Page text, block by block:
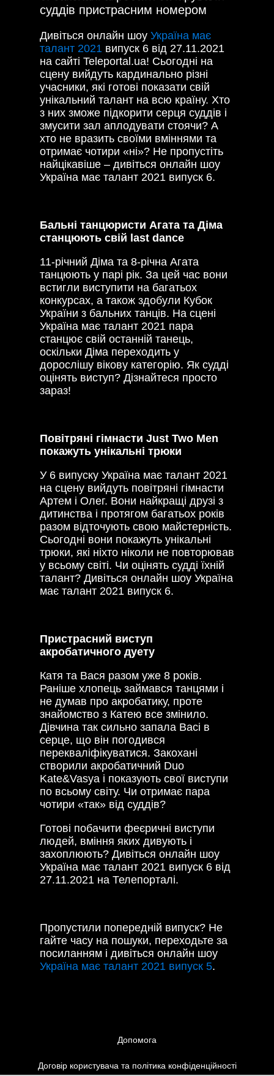
суддів пристрасним номером
Дивіться онлайн шоу Україна має
талант 2021 випуск 6 від 27.11.2021
на сайті Teleportal.ua! Сьогодні на
сцену вийдуть кардинально різні
учасники, які готові показати свій
унікальний талант на всю країну. Хто
з них зможе підкорити серця суддів і
змусити зал аплодувати стоячи? А
хто не вразить своїми вміннями та
отримає чотири «ні»? Не пропустіть
найцікавіше – дивіться онлайн шоу
Україна має талант 2021 випуск 6.
Бальні танцюристи Агата та Діма
станцюють свій last dance
11-річний Діма та 8-річна Агата
танцюють у парі рік. За цей час вони
встигли виступити на багатьох
конкурсах, а також здобули Кубок
України з бальних танців. На сцені
Україна має талант 2021 пара
станцює свій останній танець,
оскільки Діма переходить у
дорослішу вікову категорію. Як судді
оцінять виступ? Дізнайтеся просто
зараз!
Повітряні гімнасти Just Two Men
покажуть унікальні трюки
У 6 випуску Україна має талант 2021
на сцену вийдуть повітряні гімнасти
Артем і Олег. Вони найкращі друзі з
дитинства і протягом багатьох років
разом відточують свою майстерність.
Сьогодні вони покажуть унікальні
трюки, які ніхто ніколи не повторював
у всьому світі. Чи оцінять судді їхній
талант? Дивіться онлайн шоу Україна
має талант 2021 випуск 6.
Пристрасний виступ
акробатичного дуету
Катя та Вася разом уже 8 років.
Раніше хлопець займався танцями і
не думав про акробатику, проте
знайомство з Катею все змінило.
Дівчина так сильно запала Васі в
серце, що він погодився
перекваліфікуватися. Закохані
створили акробатичний Duo
Kate&Vasya і показують свої виступи
по всьому світу. Чи отримає пара
чотири «так» від суддів?
Готові побачити феєричні виступи
людей, вміння яких дивують і
захоплюють? Дивіться онлайн шоу
Україна має талант 2021 випуск 6 від
27.11.2021 на Телепорталі.
Пропустили попередній випуск? Не
гайте часу на пошуки, переходьте за
посиланням і дивіться онлайн шоу
Україна має талант 2021 випуск 5.
Допомога
Договір користувача та політика конфіденційності